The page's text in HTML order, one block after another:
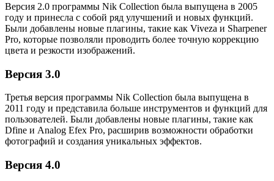
Версия 2.0 программы Nik Collection была выпущена в 2005
году и принесла с собой ряд улучшений и новых функций.
Были добавлены новые плагины, такие как Viveza и Sharpener
Pro, которые позволяли проводить более точную коррекцию
цвета и резкости изображений.
Версия 3.0
Третья версия программы Nik Collection была выпущена в
2011 году и представила больше инструментов и функций для
пользователей. Были добавлены новые плагины, такие как
Dfine и Analog Efex Pro, расширив возможности обработки
фотографий и создания уникальных эффектов.
Версия 4.0